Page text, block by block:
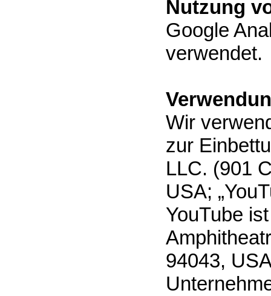
Nutzung
Google
verwendet.
Wir
zur
LLC. (901
USA;
YouTube
94043,